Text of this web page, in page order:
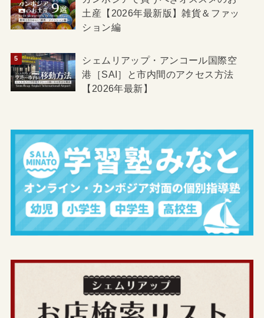
土産【2026年最新版】雑貨＆ファッ
ション編
シェムリアップ・アンコール国際空
港［SAI］と市内間のアクセス方法
【2026年最新】